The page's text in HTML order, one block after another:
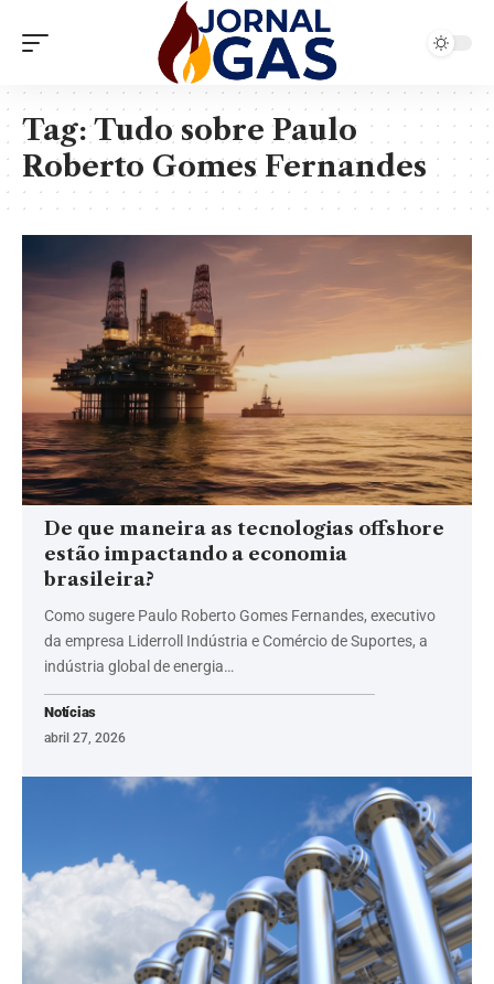
Tag:Tudo sobre Paulo
Roberto Gomes Fernandes
De que maneira as tecnologias offshore
estão impactando a economia
brasileira?
Como sugere Paulo Roberto Gomes Fernandes, executivo
da empresa Liderroll Indústria e Comércio de Suportes, a
indústria global de energia…
Notícias
abril 27, 2026